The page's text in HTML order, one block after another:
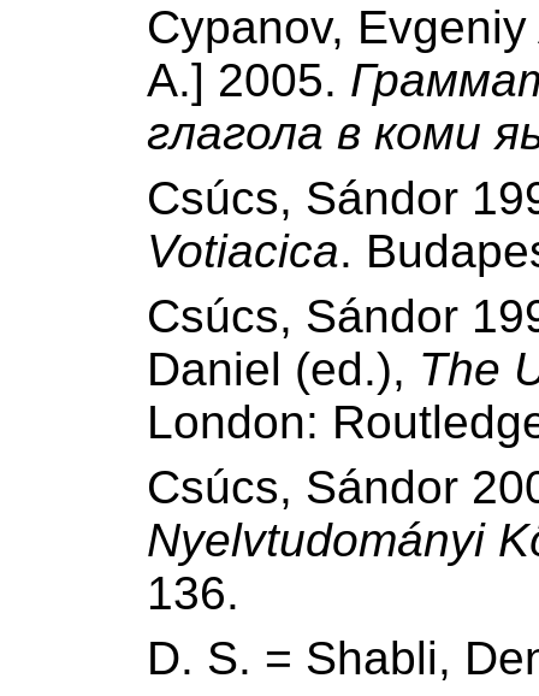
Cypanov,
А.] 2005.
глагола в коми
Csúcs, Sándor
Votiacica.
Csúcs, Sándor
Daniel (ed.), The
London:
Csúcs, Sándor
Nyelvtudományi
136.
D. S. = Shabli,